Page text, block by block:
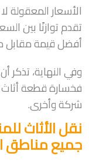
الأسعار المعقولة
تقدم توازنًا بين
أفضل قيمة مقابل
وفي النهاية، تذكر
فخسارة قطعة
شركة وأخرى.
نقل الأثاث
جميع مناطق